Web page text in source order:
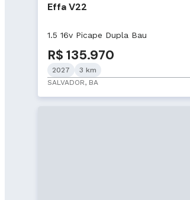
Effa V22
1.5 16v Picape Dupla Bau
R$ 135.970
2027
3 km
SALVADOR, BA